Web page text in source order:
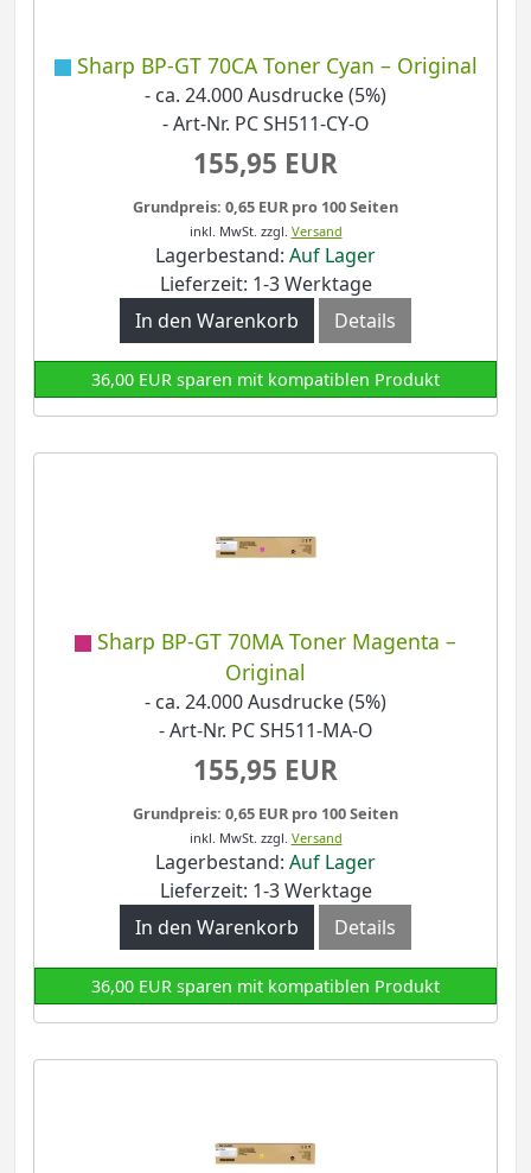
Sharp BP-GT 70CA Toner Cyan – Original
- ca. 24.000 Ausdrucke (5%)
- Art-Nr. PC SH511-CY-O
155,95 EUR
Grundpreis: 0,65 EUR pro 100 Seiten
inkl. MwSt. zzgl. Versand
Lagerbestand: Auf Lager
Lieferzeit: 1-3 Werktage
In den Warenkorb
Details
36,00 EUR sparen mit kompatiblen Produkt
Sharp BP-GT 70MA Toner Magenta –
Original
- ca. 24.000 Ausdrucke (5%)
- Art-Nr. PC SH511-MA-O
155,95 EUR
Grundpreis: 0,65 EUR pro 100 Seiten
inkl. MwSt. zzgl. Versand
Lagerbestand: Auf Lager
Lieferzeit: 1-3 Werktage
In den Warenkorb
Details
36,00 EUR sparen mit kompatiblen Produkt